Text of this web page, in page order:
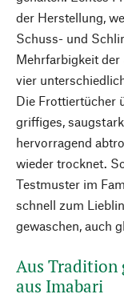
der Herstellung,
Schuss- und
Mehrfarbigkeit
vier
Die Frottiertücher
griffiges,
hervorragend
wieder trocknet.
Testmuster im
schnell zum
gewaschen, auch
Aus Tradition
aus Imabari